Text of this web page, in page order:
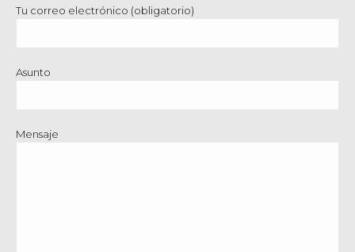
Tu correo electrónico (obligatorio)
Asunto
Mensaje